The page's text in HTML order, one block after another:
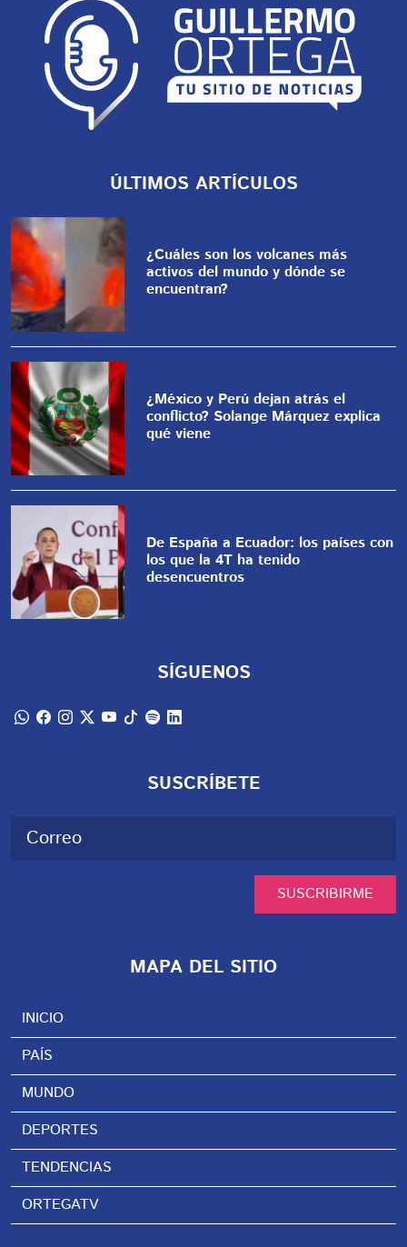
ÚLTIMOS ARTÍCULOS
¿Cuáles son los volcanes más
activos del mundo y dónde se
encuentran?
¿México y Perú dejan atrás el
conflicto? Solange Márquez explica
qué viene
De España a Ecuador: los países con
los que la 4T ha tenido
desencuentros
SÍGUENOS
SUSCRÍBETE
SUSCRIBIRME
MAPA DEL SITIO
INICIO
PAÍS
MUNDO
DEPORTES
TENDENCIAS
ORTEGATV